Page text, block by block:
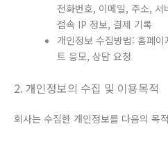
전화번호, 이메일, 주소,
접속 IP 정보, 결제 기록
개인정보 수집방법: 홈페
트 응모, 상담 요청
2. 개인정보의 수집 및 이용목적
회사는 수집한 개인정보를 다음의 목